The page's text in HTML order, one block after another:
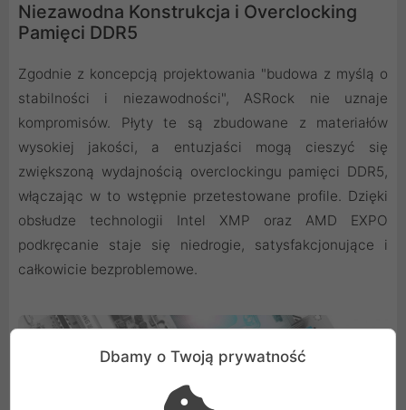
Niezawodna Konstrukcja i Overclocking
Pamięci DDR5
Zgodnie z koncepcją projektowania "budowa z myślą o
stabilności i niezawodności", ASRock nie uznaje
kompromisów. Płyty te są zbudowane z materiałów
wysokiej jakości, a entuzjaści mogą cieszyć się
zwiększoną wydajnością overclockingu pamięci DDR5,
włączając w to wstępnie przetestowane profile. Dzięki
obsłudze technologii Intel XMP oraz AMD EXPO
podkręcanie staje się niedrogie, satysfakcjonujące i
całkowicie bezproblemowe.
Dbamy o Twoją prywatność